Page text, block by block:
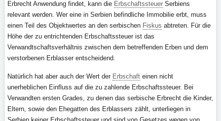
Erbrecht Anwendung findet, kann die Erbschaftssteuer Serbiens
relevant werden. Wer eine in Serbien befindliche Immobilie erbt, muss
einen Teil des Objektwertes an den serbischen Fiskus abtreten. Für die
Höhe der zu entrichtenden Erbschaftssteuer ist das
Verwandtschaftsverhältnis zwischen dem betreffenden Erben und dem
verstorbenen Erblasser entscheidend.
Natürlich hat aber auch der Wert der Erbschaft einen nicht
unerheblichen Einfluss auf die zu zahlende Erbschaftssteuer. Bei
Verwandten ersten Grades, zu denen das serbische Erbrecht die Kinder,
Eltern, sowie den Ehegatten des Erblassers zählt, unterliegen in